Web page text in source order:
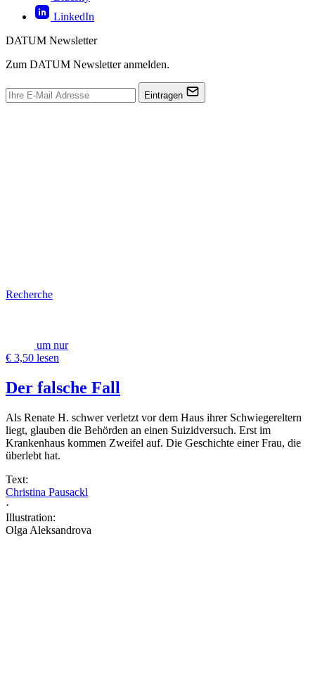
LinkedIn
DATUM Newsletter
Zum DATUM Newsletter anmelden.
Eintragen
Recherche
um nur
€ 3,50 lesen
Der falsche Fall
Als Renate H. schwer verletzt vor dem Haus ihrer Schwiegereltern
liegt, glauben die Behörden an einen Suizidversuch. Erst im
Krankenhaus kommen Zweifel auf. Die Geschichte einer Frau, die
überlebt hat.
Text:
Christina Pausackl
·
Illustration:
Olga Aleksandrova